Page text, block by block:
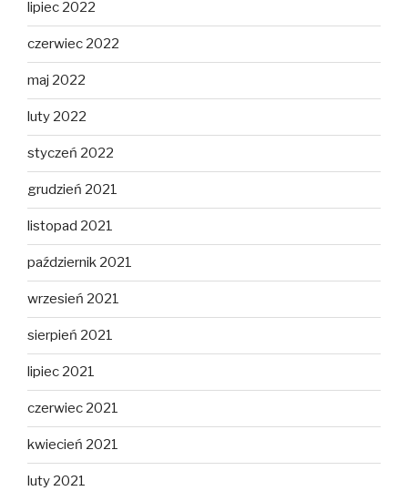
lipiec 2022
czerwiec 2022
maj 2022
luty 2022
styczeń 2022
grudzień 2021
listopad 2021
październik 2021
wrzesień 2021
sierpień 2021
lipiec 2021
czerwiec 2021
kwiecień 2021
luty 2021